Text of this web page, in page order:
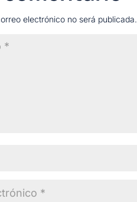
electrónico no será publicada.